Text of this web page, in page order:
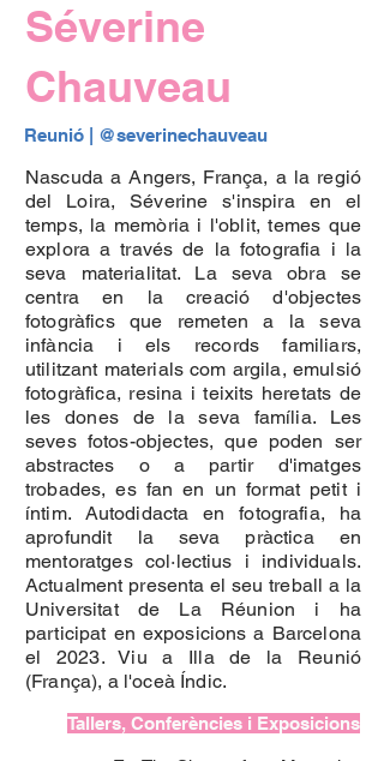
Séverine
Chauveau
Reunió | @severinechauveau
Nascuda a Angers, França, a la regió
del Loira, Séverine s'inspira en el
temps, la memòria i l'oblit, temes que
explora a través de la fotografia i la
seva materialitat. La seva obra se
centra en la creació d'objectes
fotogràfics que remeten a la seva
infància i els records familiars,
utilitzant materials com argila, emulsió
fotogràfica, resina i teixits heretats de
les dones de la seva família. Les
seves fotos-objectes, que poden ser
abstractes o a partir d'imatges
trobades, es fan en un format petit i
íntim. Autodidacta en fotografia, ha
aprofundit la seva pràctica en
mentoratges col·lectius i individuals.
Actualment presenta el seu treball a la
Universitat de La Réunion i ha
participat en exposicions a Barcelona
el 2023. Viu a Illa de la Reunió
(França), a l'oceà Índic.
Tallers, Conferències i Exposicions